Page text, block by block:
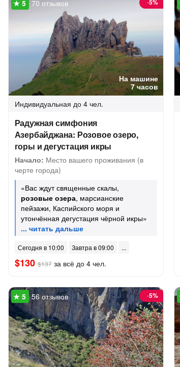
На машине
7 часов
-5%
70 отзывов
Индивидуальная до 4 чел.
Радужная симфония
Азербайджана: Розовое озеро,
горы и дегустация икры
Начало: Место вашего проживания (в
черте города)
«Вас ждут священные скалы,
розовые озера, марсианские
пейзажи, Каспийского моря и
утончённая дегустация чёрной икры»
Сегодня в 10:00 Завтра в 09:00
$130 $137за всё до 4 чел.
-5%
56 отзывов